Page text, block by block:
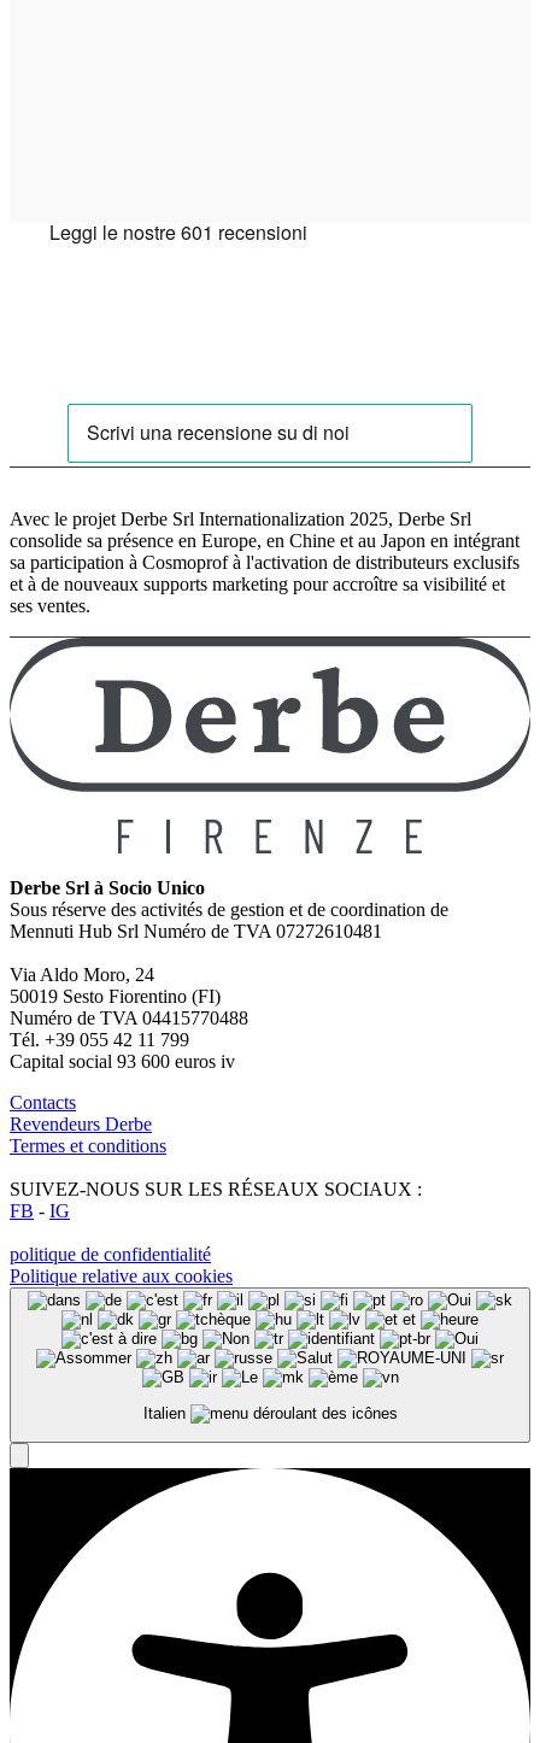
Avec le projet Derbe Srl Internationalization 2025, Derbe Srl
consolide sa présence en Europe, en Chine et au Japon en intégrant
sa participation à Cosmoprof à l'activation de distributeurs exclusifs
et à de nouveaux supports marketing pour accroître sa visibilité et
ses ventes.
Derbe Srl à Socio Unico
Sous réserve des activités de gestion et de coordination de
Mennuti Hub Srl Numéro de TVA 07272610481
Via Aldo Moro, 24
50019 Sesto Fiorentino (FI)
Numéro de TVA 04415770488
Tél. +39 055 42 11 799
Capital social 93 600 euros iv
Contacts
Revendeurs Derbe
Termes et conditions
SUIVEZ-NOUS SUR LES RÉSEAUX SOCIAUX :
FB - IG
politique de confidentialité
Politique relative aux cookies
Italien